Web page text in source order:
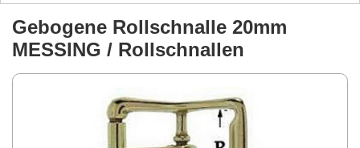
Gebogene Rollschnalle 20mm
MESSING / Rollschnallen